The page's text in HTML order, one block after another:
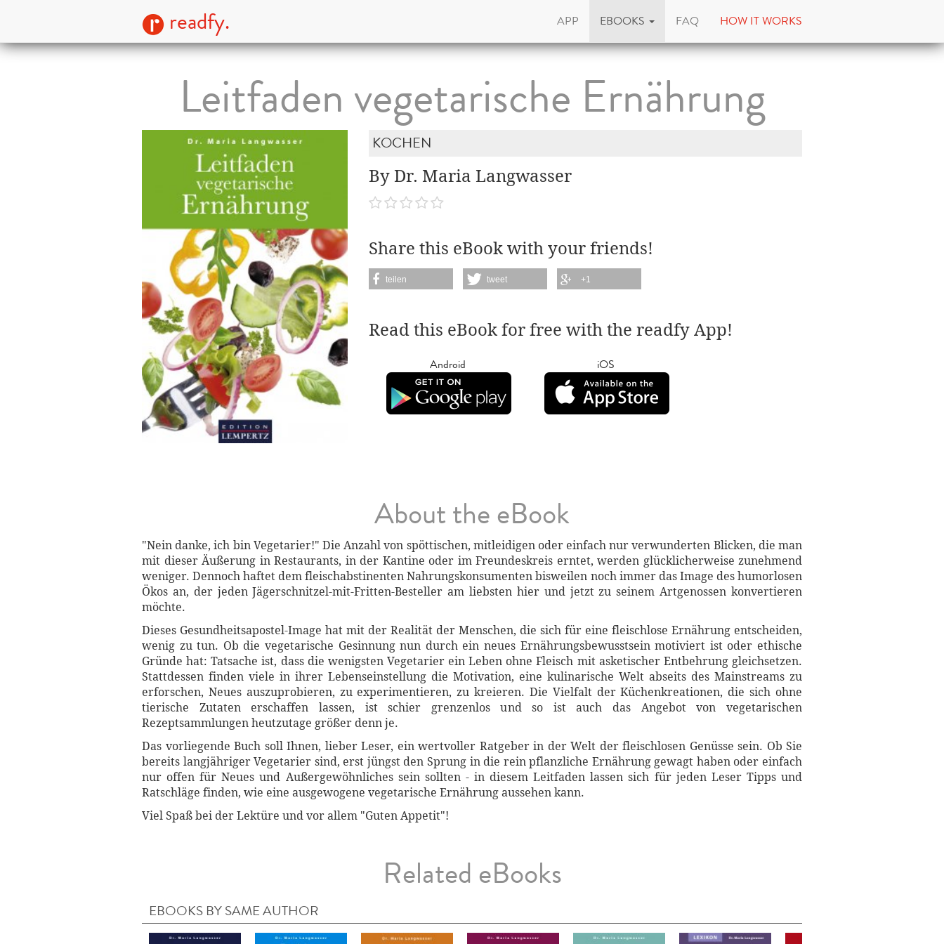
readfy. APP EBOOKS FAQ HOW IT WORKS
Leitfaden vegetarische Ernährung
KOCHEN
By Dr. Maria Langwasser
Share this eBook with your friends!
teilen tweet +1
Read this eBook for free with the readfy App!
Android iOS
About the eBook
"Nein danke, ich bin Vegetarier!" Die Anzahl von spöttischen, mitleidigen oder einfach nur verwunderten Blicken, die man
mit dieser Äußerung in Restaurants, in der Kantine oder im Freundeskreis erntet, werden glücklicherweise zunehmend
weniger. Dennoch haftet dem fleischabstinenten Nahrungskonsumenten bisweilen noch immer das Image des humorlosen
Ökos an, der jeden Jägerschnitzel-mit-Fritten-Besteller am liebsten hier und jetzt zu seinem Artgenossen konvertieren
möchte.
Dieses Gesundheitsapostel-Image hat mit der Realität der Menschen, die sich für eine fleischlose Ernährung entscheiden,
wenig zu tun. Ob die vegetarische Gesinnung nun durch ein neues Ernährungsbewusstsein motiviert ist oder ethische
Gründe hat: Tatsache ist, dass die wenigsten Vegetarier ein Leben ohne Fleisch mit asketischer Entbehrung gleichsetzen.
Stattdessen finden viele in ihrer Lebenseinstellung die Motivation, eine kulinarische Welt abseits des Mainstreams zu
erforschen, Neues auszuprobieren, zu experimentieren, zu kreieren. Die Vielfalt der Küchenkreationen, die sich ohne
tierische Zutaten erschaffen lassen, ist schier grenzenlos und so ist auch das Angebot von vegetarischen
Rezeptsammlungen heutzutage größer denn je.
Das vorliegende Buch soll Ihnen, lieber Leser, ein wertvoller Ratgeber in der Welt der fleischlosen Genüsse sein. Ob Sie
bereits langjähriger Vegetarier sind, erst jüngst den Sprung in die rein pflanzliche Ernährung gewagt haben oder einfach
nur offen für Neues und Außergewöhnliches sein sollten - in diesem Leitfaden lassen sich für jeden Leser Tipps und
Ratschläge finden, wie eine ausgewogene vegetarische Ernährung aussehen kann.
Viel Spaß bei der Lektüre und vor allem "Guten Appetit"!
Related eBooks
EBOOKS BY SAME AUTHOR